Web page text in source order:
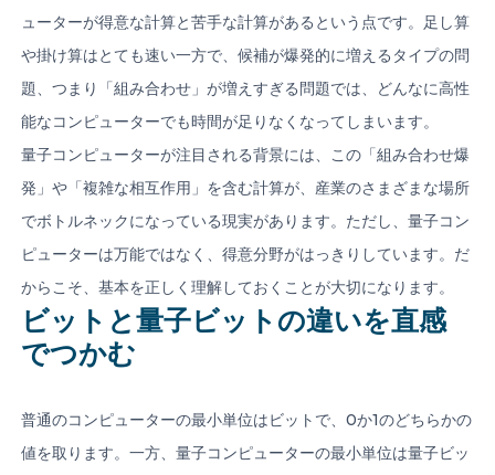
ューターが得意な計算と苦手な計算があるという点です。足し算
や掛け算はとても速い一方で、候補が爆発的に増えるタイプの問
題、つまり「組み合わせ」が増えすぎる問題では、どんなに高性
能なコンピューターでも時間が足りなくなってしまいます。
量子コンピューターが注目される背景には、この「組み合わせ爆
発」や「複雑な相互作用」を含む計算が、産業のさまざまな場所
でボトルネックになっている現実があります。ただし、量子コン
ピューターは万能ではなく、得意分野がはっきりしています。だ
からこそ、基本を正しく理解しておくことが大切になります。
ビットと量子ビットの違いを直感
でつかむ
普通のコンピューターの最小単位はビットで、0か1のどちらかの
値を取ります。一方、量子コンピューターの最小単位は量子ビッ